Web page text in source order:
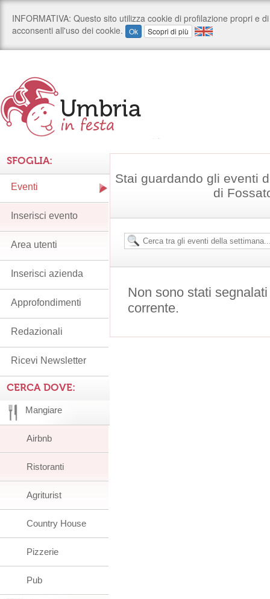
Stai guardando gli eventi
di
Non sono stati
corrente.
SFOGLIA:
Eventi
Inserisci evento
Area utenti
Inserisci azienda
Approfondimenti
Redazionali
Ricevi Newsletter
CERCA DOVE:
Mangiare
Airbnb
Ristoranti
Agriturist
Country House
Pizzerie
Pub